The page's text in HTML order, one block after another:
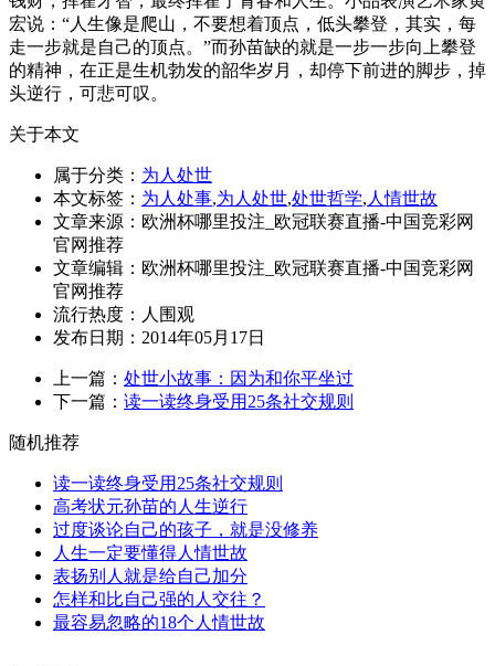
宏说：“人生像是爬山，不要想着顶点，低头攀登，其实，每
走一步就是自己的顶点。”而孙苗缺的就是一步一步向上攀登
的精神，在正是生机勃发的韶华岁月，却停下前进的脚步，掉
头逆行，可悲可叹。
关于本文
属于分类： 为人处世
本文标签： 为人处事,为人处世,处世哲学, 人情世故
文章来源：欧洲杯哪里投注_欧冠联赛直播-中国竞彩网
官网推荐
文章编辑：欧洲杯哪里投注_欧冠联赛直播-中国竞彩网
官网推荐
流行热度： 人围观
发布日期：2014年05月17日
上一篇： 处世小故事：因为和你平坐过
下一篇： 读一读终身受用25条社交规则
随机推荐
读一读终身受用25条社交规则
高考状元孙苗的人生逆行
过度谈论自己的孩子，就是没修养
人生一定要懂得人情世故
表扬别人就是给自己加分
怎样和比自己强的人交往？
最容易忽略的18个人情世故